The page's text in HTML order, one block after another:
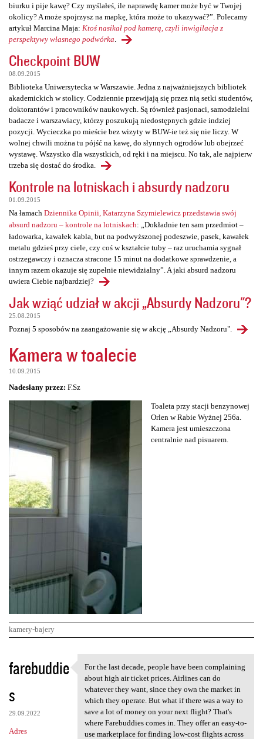
biurku i pije kawę? Czy myślałeś, ile naprawdę kamer może być w Twojej
okolicy? A może spojrzysz na mapkę, która może to ukazywać?”. Polecamy
artykuł Marcina Maja: Ktoś nasikał pod kamerą, czyli inwigilacja z
perspektywy własnego podwórka
Checkpoint BUW
08.09.2015
Biblioteka Uniwersytecka w Warszawie. Jedna z najważniejszych bibliotek
akademickich w stolicy. Codziennie przewijają się przez nią setki studentów,
doktorantów i pracowników naukowych. Są również pasjonaci, samodzielni
badacze i warszawiacy, którzy poszukują niedostępnych gdzie indziej
pozycji. Wycieczka po mieście bez wizyty w BUW-ie też się nie liczy. W
wolnej chwili można tu pójść na kawę, do słynnych ogrodów lub obejrzeć
wystawę. Wszystko dla wszystkich, od ręki i na miejscu. No tak, ale najpierw
trzeba się dostać do środka.
Kontrole na lotniskach i absurdy nadzoru
01.09.2015
Na łamach Dziennika Opinii, Katarzyna Szymielewicz przedstawia swój
absurd nadzoru – kontrole na lotniskach: „Dokładnie ten sam przedmiot –
ładowarka, kawałek kabla, but na podwyższonej podeszwie, pasek, kawałek
metalu gdzieś przy ciele, czy coś w kształcie tuby – raz uruchamia sygnał
ostrzegawczy i oznacza stracone 15 minut na dodatkowe sprawdzenie, a
innym razem okazuje się zupełnie niewidzialny”. A jaki absurd nadzoru
uwiera Ciebie najbardziej?
Jak wziąć udział w akcji „Absurdy Nadzoru"?
25.08.2015
Poznaj 5 sposobów na zaangażowanie się w akcję „Absurdy Nadzoru".
Kamera w toalecie
10.09.2015
Nadesłany przez: F.Sz
Toaleta przy stacji benzynowej
Orlen w Rabie Wyżnej 256a.
Kamera jest umieszczona
centralnie nad pisuarem.
kamery-bajery
K
o
m
e
n
farebuddie
s
29.09.2022
Adres
For the last decade, people
For the last decade, people have been complaining
about high air ticket prices. Airlines can do
whatever they want, since they own the market in
which they operate. But what if there was a way to
save a lot of money on your next flight? That's
where Farebuddies comes in. They offer an easy-to-
use marketplace for finding low-cost flights across